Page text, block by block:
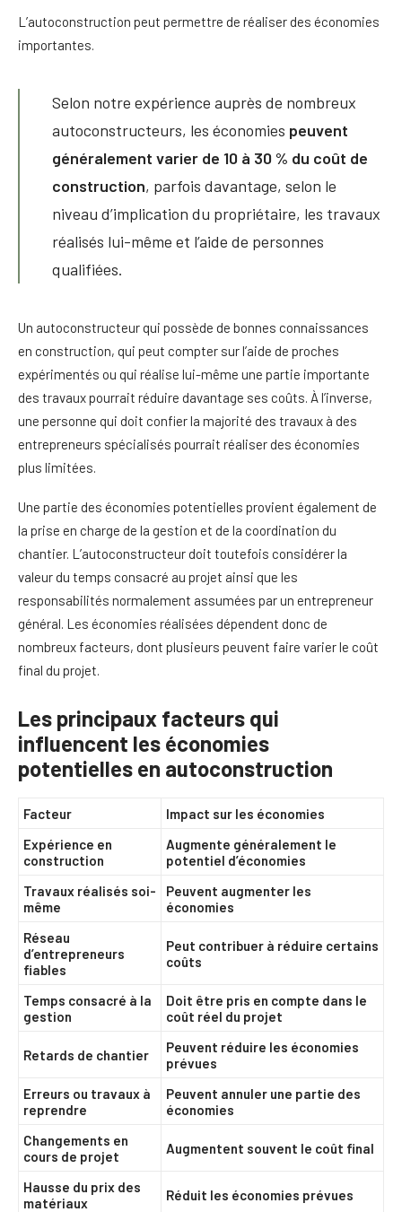
L’autoconstruction peut permettre de réaliser des économies
importantes.
Selon notre expérience auprès de nombreux
autoconstructeurs, les économies peuvent
généralement varier de 10 à 30 % du coût de
construction, parfois davantage, selon le
niveau d’implication du propriétaire, les travaux
réalisés lui-même et l’aide de personnes
qualifiées.
Un autoconstructeur qui possède de bonnes connaissances
en construction, qui peut compter sur l’aide de proches
expérimentés ou qui réalise lui-même une partie importante
des travaux pourrait réduire davantage ses coûts. À l’inverse,
une personne qui doit confier la majorité des travaux à des
entrepreneurs spécialisés pourrait réaliser des économies
plus limitées.
Une partie des économies potentielles provient également de
la prise en charge de la gestion et de la coordination du
chantier. L’autoconstructeur doit toutefois considérer la
valeur du temps consacré au projet ainsi que les
responsabilités normalement assumées par un entrepreneur
général. Les économies réalisées dépendent donc de
nombreux facteurs, dont plusieurs peuvent faire varier le coût
final du projet.
Les principaux facteurs qui
influencent les économies
potentielles en autoconstruction
Facteur
Impact sur les économies
Expérience en
construction
Augmente généralement le
potentiel d’économies
Travaux réalisés soi-
même
Peuvent augmenter les
économies
Réseau
d’entrepreneurs
fiables
Peut contribuer à réduire certains
coûts
Temps consacré à la
gestion
Doit être pris en compte dans le
coût réel du projet
Retards de chantier
Peuvent réduire les économies
prévues
Erreurs ou travaux à
reprendre
Peuvent annuler une partie des
économies
Changements en
cours de projet
Augmentent souvent le coût final
Hausse du prix des
matériaux
Réduit les économies prévues